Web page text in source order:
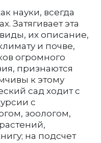
науки, всегда
Затягивает эта
виды, их описание,
и почве,
огромного
признаются
к этому
сад ходит с
с
зоологом,
на подсчет